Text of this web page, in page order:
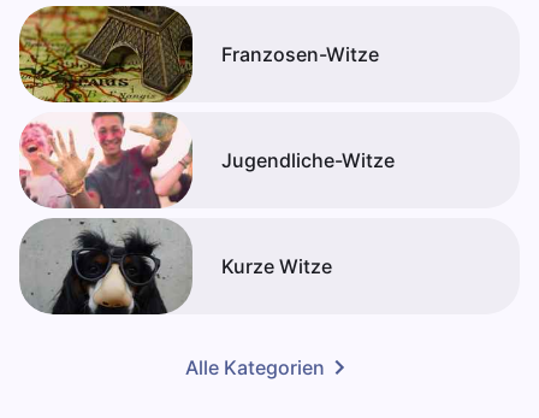
Franzosen-Witze
Jugendliche-Witze
Kurze Witze
Alle Kategorien